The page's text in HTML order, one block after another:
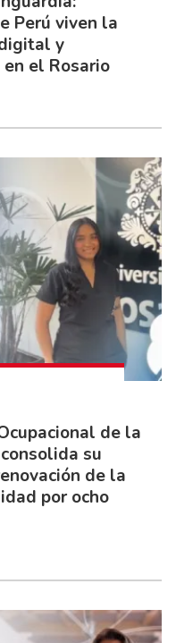
Perú viven la
y
el Rosario
de la
su
de la
por ocho